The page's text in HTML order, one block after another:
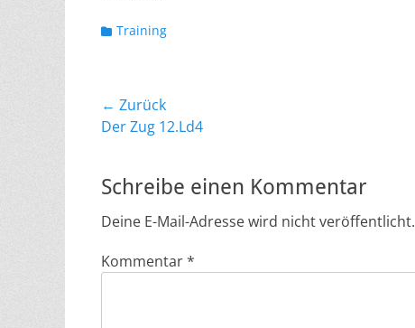
Kategorien
Training
Beitragsnavigation
← Zurück
Vorheriger
Der Zug 12.Ld4
Schreibe einen Kommentar
Deine E-Mail-Adresse wird nicht veröffentlicht.
Kommentar*